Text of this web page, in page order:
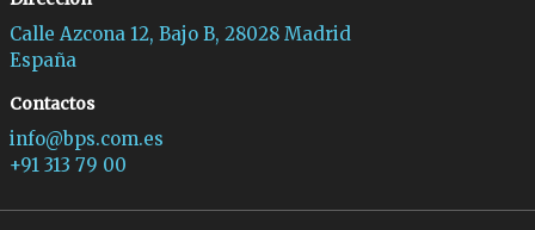
Calle Azcona 12, Bajo B, 28028 Madrid
España
Contactos
info@bps.com.es
+91 313 79 00